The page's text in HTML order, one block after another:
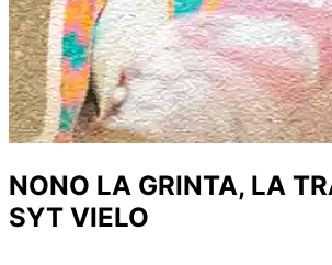
NONO LA GRINTA, LA
SYT VIELO